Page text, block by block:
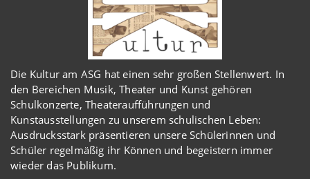
Die Kultur am ASG hat einen sehr großen Stellenwert. In
den Bereichen Musik, Theater und Kunst gehören
Schulkonzerte, Theateraufführungen und
Kunstausstellungen zu unserem schulischen Leben:
Ausdrucksstark präsentieren unsere Schülerinnen und
Schüler regelmäßig ihr Können und begeistern immer
wieder das Publikum.